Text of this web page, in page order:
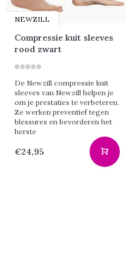
NEWZILL
Compressie kuit sleeves
rood zwart
De Newzill compressie kuit
sleeves van Newzill helpen je
om je prestaties te verbeteren.
Ze werken preventief tegen
blessures en bevorderen het
herste
€24,95